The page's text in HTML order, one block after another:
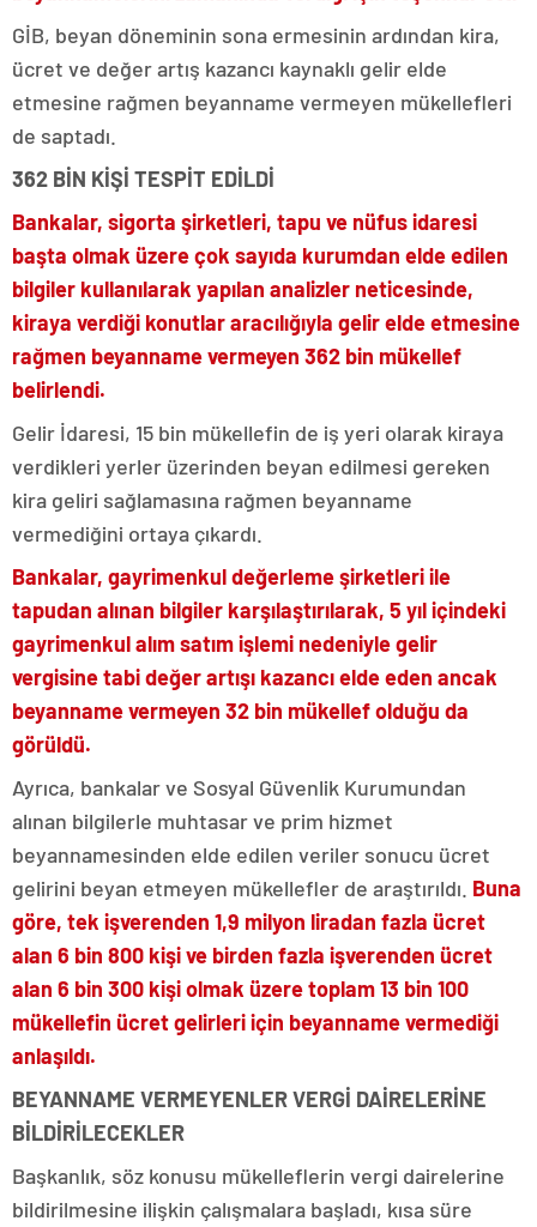
GİB, beyan döneminin sona ermesinin ardından kira,
ücret ve değer artış kazancı kaynaklı gelir elde
etmesine rağmen beyanname vermeyen mükellefleri
de saptadı.
362 BİN KİŞİ TESPİT EDİLDİ
Bankalar, sigorta şirketleri, tapu ve nüfus idaresi
başta olmak üzere çok sayıda kurumdan elde edilen
bilgiler kullanılarak yapılan analizler neticesinde,
kiraya verdiği konutlar aracılığıyla gelir elde etmesine
rağmen beyanname vermeyen 362 bin mükellef
belirlendi.
Gelir İdaresi, 15 bin mükellefin de iş yeri olarak kiraya
verdikleri yerler üzerinden beyan edilmesi gereken
kira geliri sağlamasına rağmen beyanname
vermediğini ortaya çıkardı.
Bankalar, gayrimenkul değerleme şirketleri ile
tapudan alınan bilgiler karşılaştırılarak, 5 yıl içindeki
gayrimenkul alım satım işlemi nedeniyle gelir
vergisine tabi değer artışı kazancı elde eden ancak
beyanname vermeyen 32 bin mükellef olduğu da
görüldü.
Ayrıca, bankalar ve Sosyal Güvenlik Kurumundan
alınan bilgilerle muhtasar ve prim hizmet
beyannamesinden elde edilen veriler sonucu ücret
gelirini beyan etmeyen mükellefler de araştırıldı. Buna
göre, tek işverenden 1,9 milyon liradan fazla ücret
alan 6 bin 800 kişi ve birden fazla işverenden ücret
alan 6 bin 300 kişi olmak üzere toplam 13 bin 100
mükellefin ücret gelirleri için beyanname vermediği
anlaşıldı.
BEYANNAME VERMEYENLER VERGİ DAİRELERİNE
BİLDİRİLECEKLER
Başkanlık, söz konusu mükelleflerin vergi dairelerine
bildirilmesine ilişkin çalışmalara başladı, kısa süre